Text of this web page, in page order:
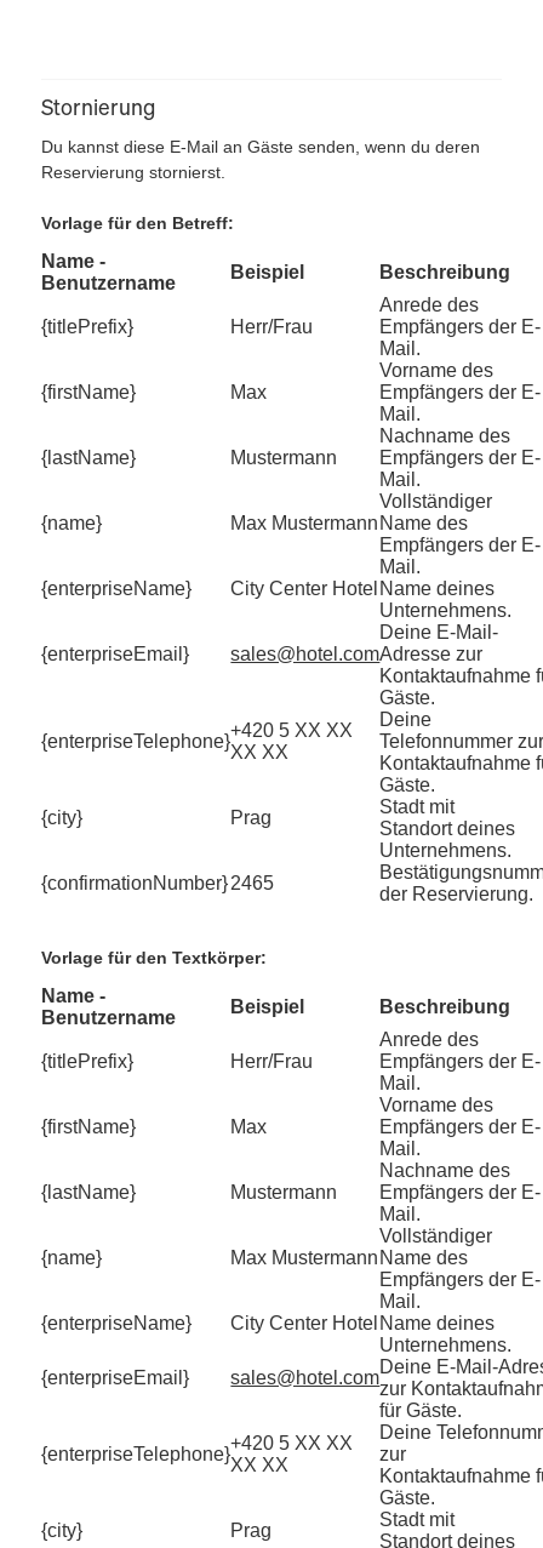
Stornierung
Du kannst diese E-Mail an Gäste senden, wenn du deren
Reservierung stornierst.
Vorlage für den Betreff:
Name -
Benutzername
Beispiel Beschreibung
{titlePrefix} Herr/Frau
Anrede des
Empfängers der E-
Mail.
{firstName} Max
Vorname des
Empfängers der E-
Mail.
{lastName} Mustermann
Nachname des
Empfängers der E-
Mail.
{name} Max Mustermann
Vollständiger
Name des
Empfängers der E-
Mail.
{enterpriseName}
City Center Hotel Name deines
Unternehmens.
{enterpriseEmail} sales@hotel.com
Deine E-Mail-
Adresse zur
Kontaktaufnahme
Gäste.
{enterpriseTelephone}
+420 5 XX XX
XX XX
Deine
Telefonnummer
Kontaktaufnahme
Gäste.
{city}
Prag
Stadt mit
Standort deines
Unternehmens.
{confirmationNumber}2465
der Reservierung.
Vorlage für den Textkörper:
Name -
Benutzername
Beispiel Beschreibung
{titlePrefix} Herr/Frau
Anrede des
Empfängers der E-
Mail.
{firstName} Max
Vorname des
Empfängers der E-
Mail.
{lastName} Mustermann
Nachname des
Empfängers der E-
Mail.
{name} Max Mustermann
Vollständiger
Name des
Empfängers der E-
Mail.
{enterpriseName}
City Center Hotel Name deines
Unternehmens.
{enterpriseEmail}
sales@hotel.com
Deine E-Mail-
zur
für Gäste.
{enterpriseTelephone}
+420 5 XX XX
XX XX
Deine
zur
Kontaktaufnahme
Gäste.
{city}
Prag
Stadt mit
Standort deines